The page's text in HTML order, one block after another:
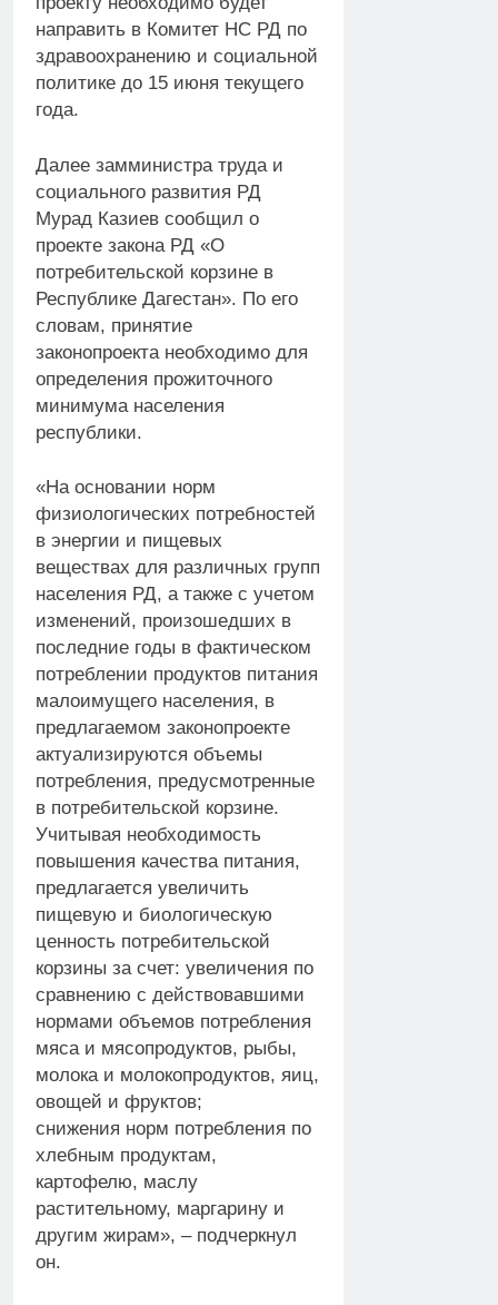
направить в Комитет НС РД по
здравоохранению и социальной
политике до 15 июня текущего
года.
Далее замминистра труда и
социального развития РД
Мурад Казиев сообщил о
проекте закона РД «О
потребительской корзине в
Республике Дагестан». По его
словам, принятие
законопроекта необходимо для
определения прожиточного
минимума населения
республики.
«На основании норм
физиологических потребностей
в энергии и пищевых
веществах для различных групп
населения РД, а также с учетом
изменений, произошедших в
последние годы в фактическом
потреблении продуктов питания
малоимущего населения, в
предлагаемом законопроекте
актуализируются объемы
потребления, предусмотренные
в потребительской корзине.
Учитывая необходимость
повышения качества питания,
предлагается увеличить
пищевую и биологическую
ценность потребительской
корзины за счет: увеличения по
сравнению с действовавшими
нормами объемов потребления
мяса и мясопродуктов, рыбы,
молока и молокопродуктов, яиц,
овощей и фруктов;
снижения норм потребления по
хлебным продуктам,
картофелю, маслу
растительному, маргарину и
другим жирам», – подчеркнул
он.